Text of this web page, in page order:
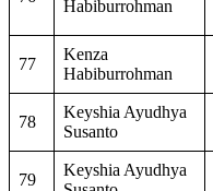
Habiburrohman
77
Kenza
Habiburrohman
78
Keyshia Ayudhya
Susanto
79
Keyshia Ayudhya